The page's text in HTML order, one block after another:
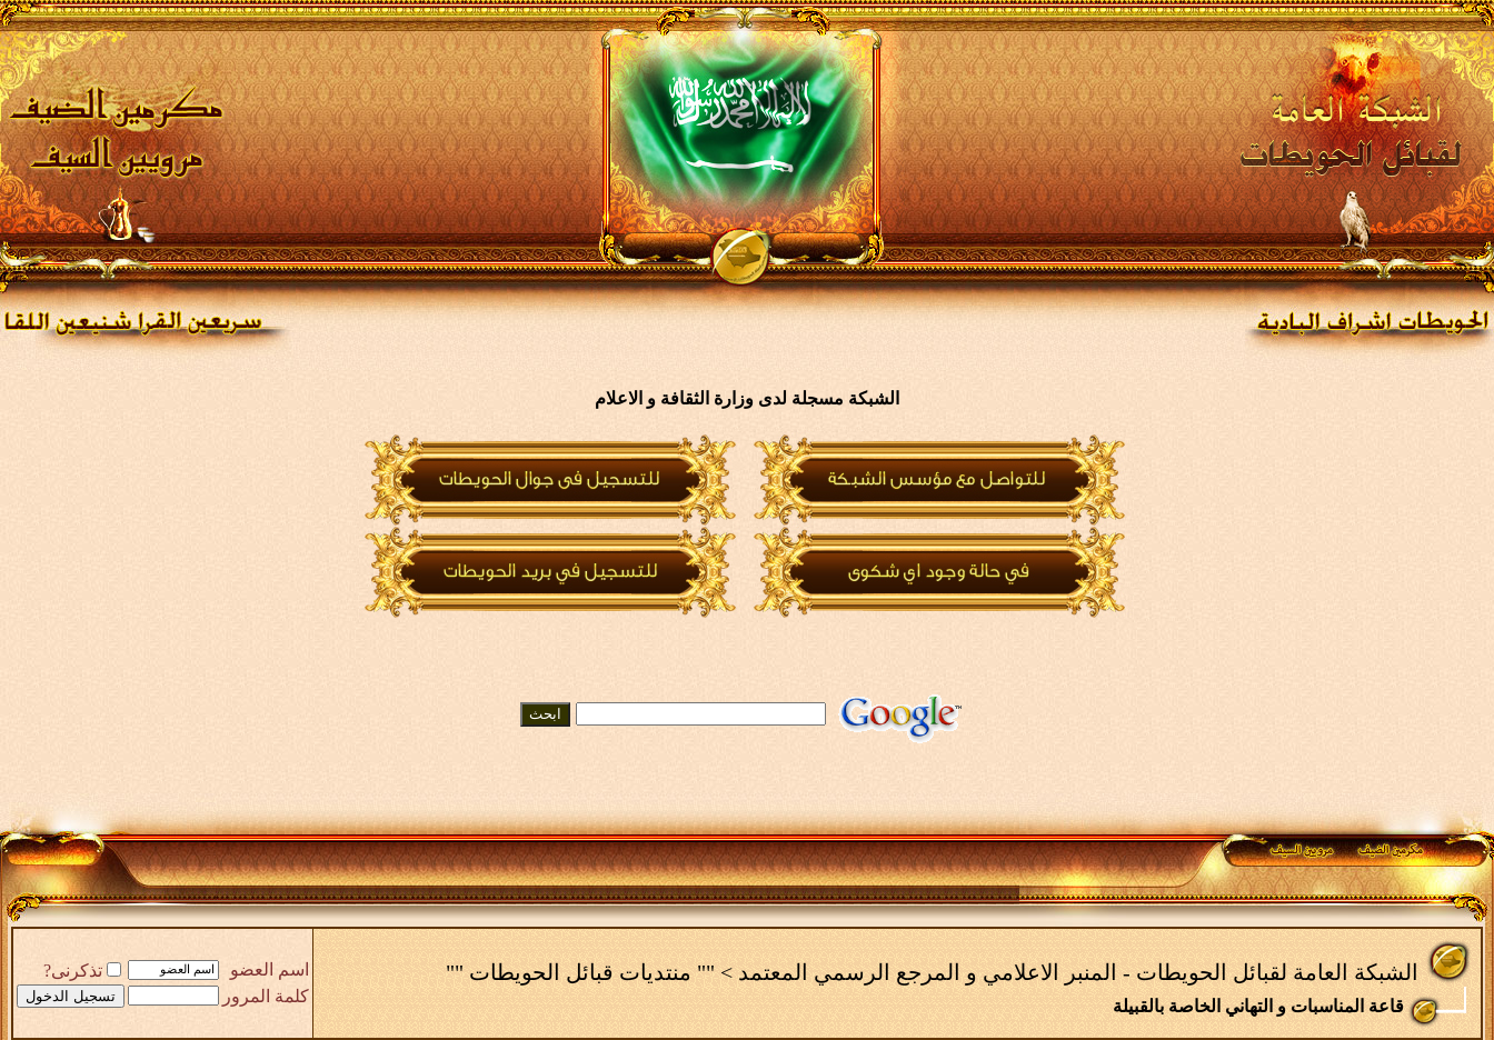
الشبكة مسجلة لدى وزارة الثقافة و الاعلام
الشبكة العامة لقبائل الحويطات - المنبر الاعلامي و المرجع الرسمي المعتمد > "" منتديات قبائل الحويطات ""
قاعة المناسبات و التهاني الخاصة بالقبيلة
اسم العضو
تذكرنى?
كلمة المرور